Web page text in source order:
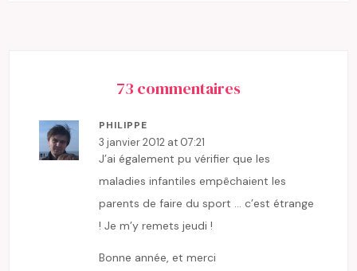
73 commentaires
PHILIPPE
3 janvier 2012 at 07:21
J’ai également pu vérifier que les
maladies infantiles empêchaient les
parents de faire du sport … c’est étrange
! Je m’y remets jeudi !
Bonne année, et merci